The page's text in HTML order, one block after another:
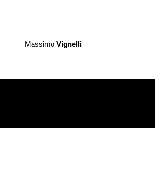
MassimoVignelli